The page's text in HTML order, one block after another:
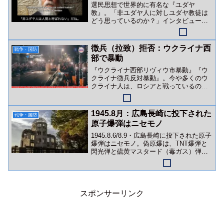
選民思想で世界的に有名な『ユダヤ
教』。「非ユダヤ人に対しユダヤ教徒は
どう思っているのか？」インタビュー動
戦争・国防
徴兵（拉致）拒否：ウクライナ西
部で暴動
『ウクライナ西部リヴィウ市暴動』『ウ
クライナ徴兵反対暴動』。今や多くのウ
クライナ人は、ロシアと戦っているので
はなくゼレンスキー政権（＆英米金融勢
力）と戦っています。
戦争・国防
1945.8月：広島長崎に投下された
原子爆弾はニセモノ
1945.8.6/8.9・広島長崎に投下された原子
爆弾はニセモノ。偽原爆は、TNT爆弾と
閃光弾と硫黄マスタード（毒ガス）弾な
スポンサーリンク